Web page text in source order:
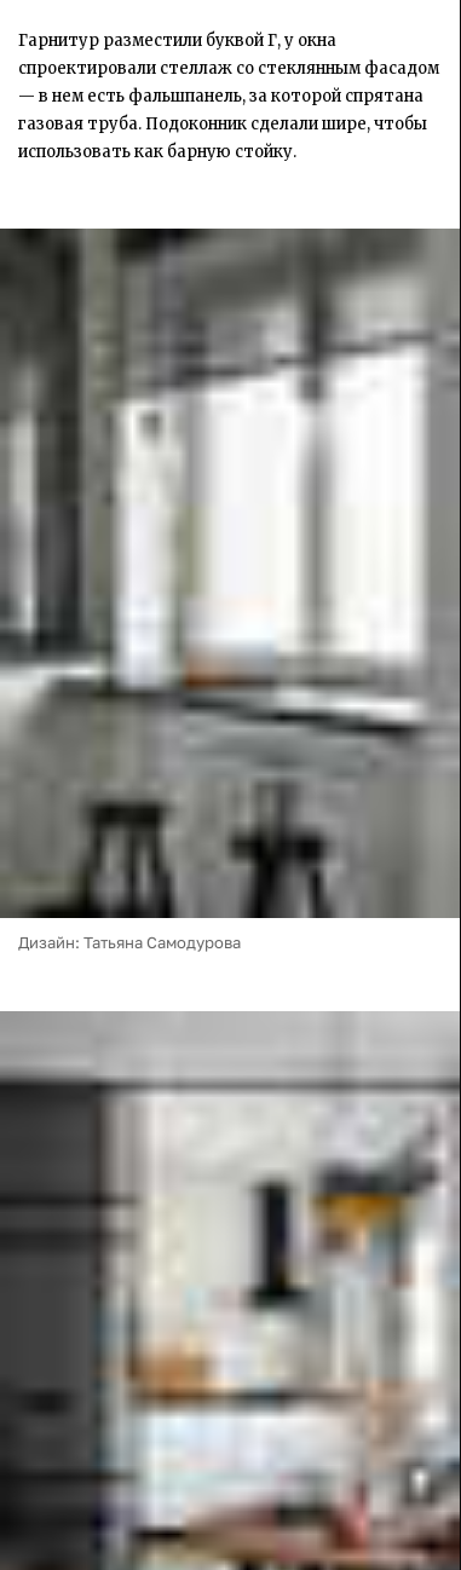
Гарнитур разместили буквой Г, у окна
спроектировали стеллаж со стеклянным фасадом
— в нем есть фальшпанель, за которой спрятана
газовая труба. Подоконник сделали шире, чтобы
использовать как барную стойку.
Дизайн: Татьяна Самодурова